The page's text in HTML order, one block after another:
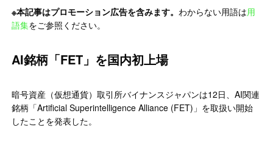
※本記事はプロモーション広告を含みます。わからない用語は用
語集をご参照ください。
AI銘柄「FET」を国内初上場
暗号資産（仮想通貨）取引所バイナンスジャパンは12日、AI関連
銘柄「Artificial Superintelligence Alliance (FET)」を取扱い開始
したことを発表した。